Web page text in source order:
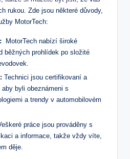
rukou. Zde jsou některé důvody,⁣
‌MotorTech:
‍ MotorTech nabízí​ široké
běžných prohlídek po ​složité
Technici jsou certifikovaní a
byli obeznámeni s
a ‌trendy v automobilovém
práce jsou prováděny s⁣
a informace, takže vždy víte,
děje.